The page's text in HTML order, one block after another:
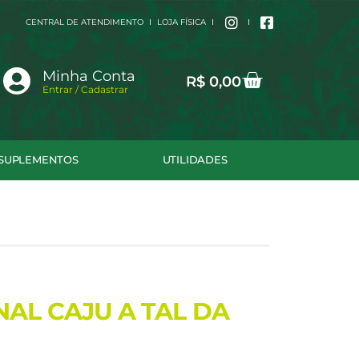
CENTRAL DE ATENDIMENTO LOJA FÍSICA
Minha Conta
Entrar / Cadastrar R$ 0,00Cart
UTILIDADES
CAJU A TAL DA